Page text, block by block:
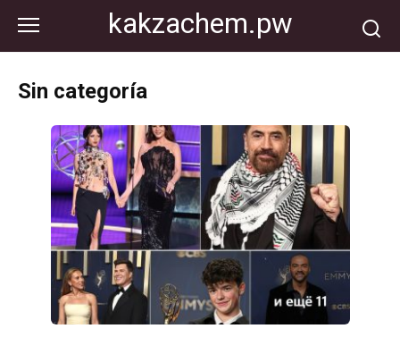
контенту
kakzachem.pw
Sin categoría